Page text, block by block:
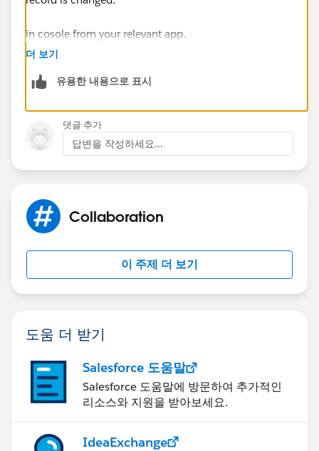
in cosole from your relevant app.
id=console2_push_notifications.htm&type=5
Thanks & Regards,
더 보기
유용한 내용으로 표시
댓글 추가
답변을 작성하세요...
Collaboration
이 주제 더 보기
도움 더 받기
Salesforce 도움말
Salesforce 도움말에 방문하여 추가적인
리소스와 지원을 받아보세요.
IdeaExchange